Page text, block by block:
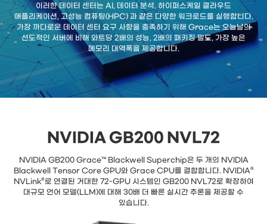
이러한 데이터 센터는 AI, 데이터 분석, 하이퍼스케일 클라우드
애플리케이션, 고성능 컴퓨팅(HPC) 과 같은 다양한 워크로드를 실행합니다.
가장 까다로운 데이터 센터 요구 사항을 충족하기 위해 Grace는 오늘날의
선도적인 서버에 비해 와트당 2배의 성능, 2배의 패키징 밀도, 가장 높은
메모리 대역폭을 제공합니다.
NVIDIA GB200 NVL72
NVIDIA GB200 Grace™ Blackwell Superchip은 두 개의 NVIDIA
Blackwell Tensor Core GPU와 Grace CPU를 결합합니다. NVIDIA®
NVLink®로 연결된 거대한 72-GPU 시스템인 GB200 NVL72로 확장하여
대규모 언어 모델(LLM)에 대해 30배 더 빠른 실시간 추론을 제공할 수
있습니다.